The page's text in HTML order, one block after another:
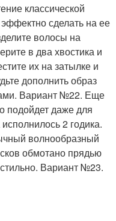
классической
сделать на ее
волосы на
в два хвостика и
их на затылке и
дополнить образ
Вариант №22. Еще
подойдет даже для
2 годика.
волнообразный
обмотано прядью
Вариант №23.